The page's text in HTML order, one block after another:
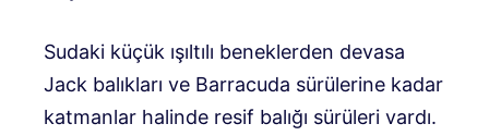
Sudaki küçük ışıltılı beneklerden devasa
Jack balıkları ve Barracuda sürülerine kadar
katmanlar halinde resif balığı sürüleri vardı.